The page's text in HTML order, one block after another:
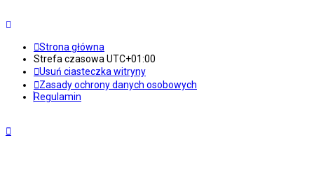
Strona główna
Strefa czasowa UTC+01:00
Usuń ciasteczka witryny
Zasady ochrony danych osobowych
Regulamin